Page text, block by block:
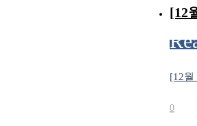
[12
[12월
0